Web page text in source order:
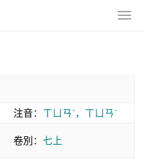
注音： ㄒㄩㄢˊ，ㄒㄩㄢˋ
卷別： 七上